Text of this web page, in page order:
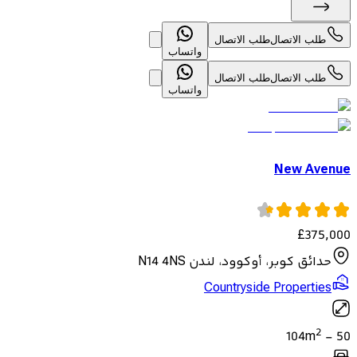
طلب الاتصالطلب الاتصال
واتساب
طلب الاتصالطلب الاتصال
واتساب
New Avenue
£375,000
حدائق كوبر، أوكوود، لندن N14 4NS
Countryside Properties
50
-
104m2